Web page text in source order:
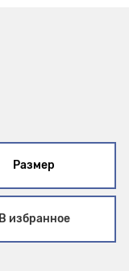
Размер
В избранное